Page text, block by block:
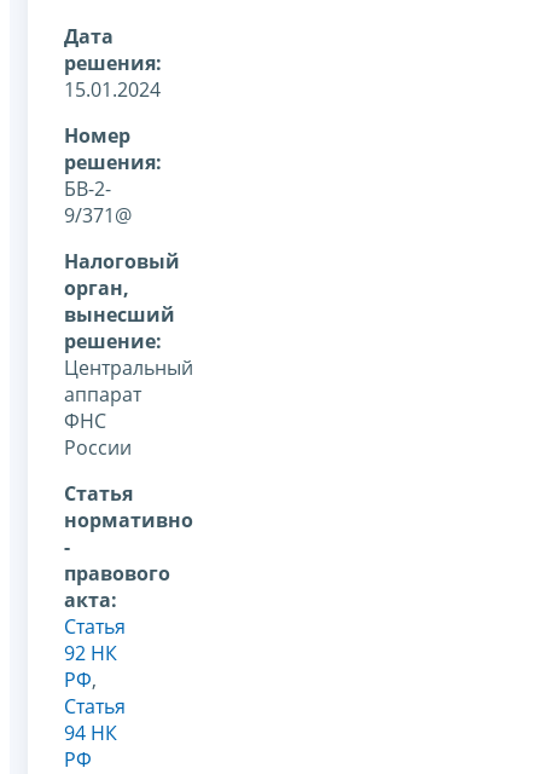
Дата
решения:
15.01.2024
Номер
решения:
БВ-2-
9/371@
Налоговый
орган,
вынесший
решение:
Центральный
аппарат
ФНС
России
Статья
нормативно
-
правового
акта:
Статья
92 НК
РФ,
Статья
94 НК
РФ